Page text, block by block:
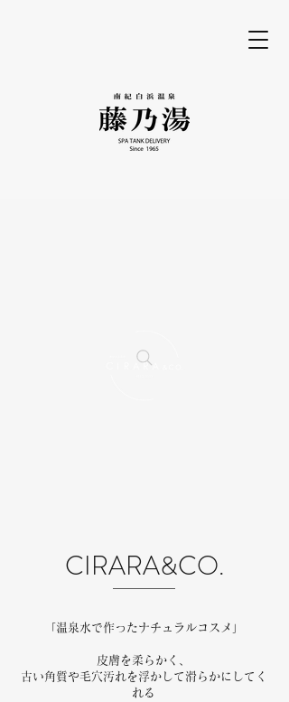
CIRARA&CO.​
「温泉水で作ったナチュラルコスメ」
皮膚を柔らかく、
古い角質や毛穴汚れを浮かして滑らかにしてく
れる